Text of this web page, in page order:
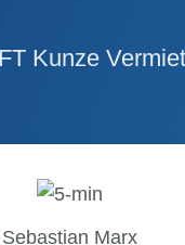
Kunze
Marx
Sebastian Marx